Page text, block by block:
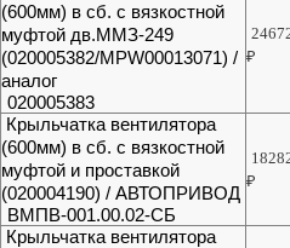
(600мм) в сб. с вязкостной
муфтой дв.ММЗ-249
(020005382/MPW00013071) /
аналог
020005383
₽
Крыльчатка вентилятора
(600мм) в сб. с вязкостной
муфтой и проставкой
(020004190) / АВТОПРИВОД
ВМПВ-001.00.02-СБ
₽
Крыльчатка вентилятора